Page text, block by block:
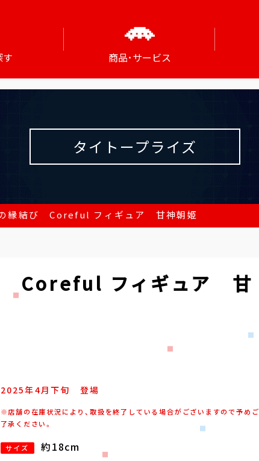
す 商品･サービス
タイトープライズ
縁結び Coreful フィギュア 甘神朝姫
Coreful フィギュア 甘
2025年4月下旬 登場
※店舗の在庫状況により、取扱を終了している場合がございますので予めご
了承ください。
サイズ 約18cm